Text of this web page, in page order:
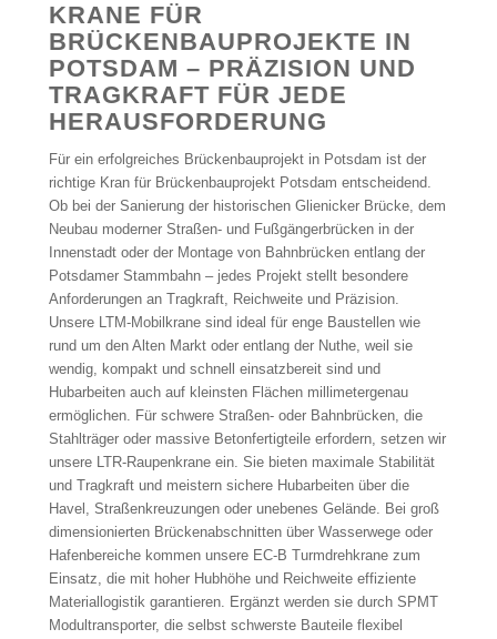
KRANE FÜR
BRÜCKENBAUPROJEKTE IN
POTSDAM – PRÄZISION UND
TRAGKRAFT FÜR JEDE
HERAUSFORDERUNG
Für ein erfolgreiches Brückenbauprojekt in Potsdam ist der
richtige Kran für Brückenbauprojekt Potsdam entscheidend.
Ob bei der Sanierung der historischen Glienicker Brücke, dem
Neubau moderner Straßen- und Fußgängerbrücken in der
Innenstadt oder der Montage von Bahnbrücken entlang der
Potsdamer Stammbahn – jedes Projekt stellt besondere
Anforderungen an Tragkraft, Reichweite und Präzision.
Unsere LTM-Mobilkrane sind ideal für enge Baustellen wie
rund um den Alten Markt oder entlang der Nuthe, weil sie
wendig, kompakt und schnell einsatzbereit sind und
Hubarbeiten auch auf kleinsten Flächen millimetergenau
ermöglichen. Für schwere Straßen- oder Bahnbrücken, die
Stahlträger oder massive Betonfertigteile erfordern, setzen wir
unsere LTR-Raupenkrane ein. Sie bieten maximale Stabilität
und Tragkraft und meistern sichere Hubarbeiten über die
Havel, Straßenkreuzungen oder unebenes Gelände. Bei groß
dimensionierten Brückenabschnitten über Wasserwege oder
Hafenbereiche kommen unsere EC-B Turmdrehkrane zum
Einsatz, die mit hoher Hubhöhe und Reichweite effiziente
Materiallogistik garantieren. Ergänzt werden sie durch SPMT
Modultransporter, die selbst schwerste Bauteile flexibel